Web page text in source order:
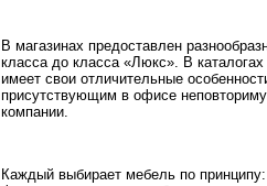
В магазинах предоставлен
класса до класса «Люкс». В
имеет свои отличительные
присутствующим в офисе
компании.
Каждый выбирает мебель по